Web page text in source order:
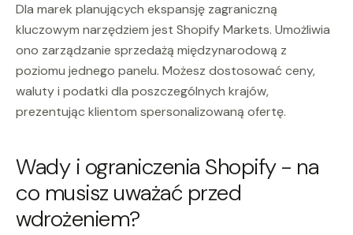
Dla marek planujących ekspansję zagraniczną
kluczowym narzędziem jest Shopify Markets. Umożliwia
ono zarządzanie sprzedażą międzynarodową z
poziomu jednego panelu. Możesz dostosować ceny,
waluty i podatki dla poszczególnych krajów,
prezentując klientom spersonalizowaną ofertę.
Wady i ograniczenia Shopify - na
co musisz uważać przed
wdrożeniem?